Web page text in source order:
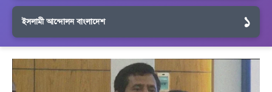
ইসলামী আন্দোলন বাংলাদেশ ১